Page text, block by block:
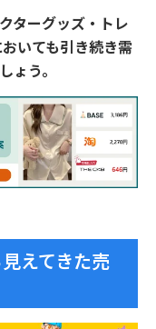
ターグッズ・トレ
いても引き続き需
ょう。
えてきた売